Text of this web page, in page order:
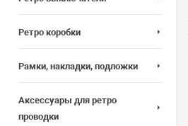
Ретро коробки
Рамки, накладки, подложки
Аксессуары для ретро
проводки